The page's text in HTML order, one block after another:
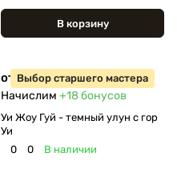
В корзину
Выбор старшего мастера
от 360 ₽
Начислим +18бонусов
Уи Жоу Гуй - темный улун с гор
Уи
0
0 В наличии